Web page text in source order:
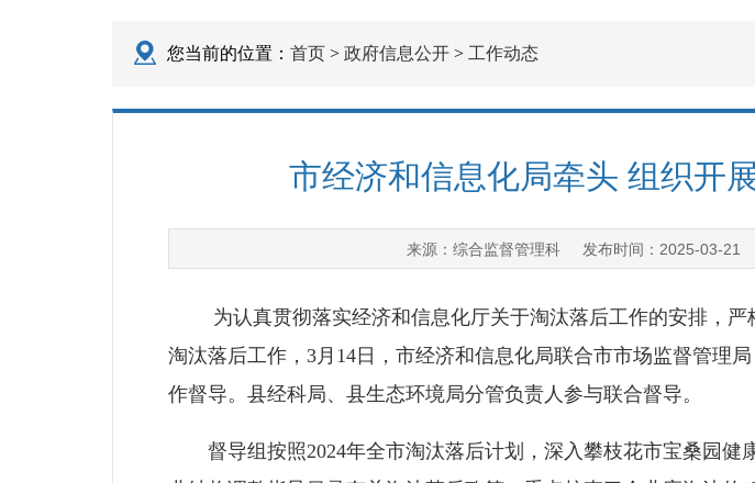
您当前的位置： 首页 > 政府信息公开 > 工作动态
市经济和信息化局牵头 组织开
来源： 综合监督管理科发布时间： 2025-03-21
为认真贯彻落实经济和信息化厅关于淘汰落后工作的安排，严
淘汰落后工作，3月14日，市经济和信息化局联合市市场监督管理
作督导。县经科局、县生态环境局分管负责人参与联合督导。
督导组按照2024年全市淘汰落后计划，深入攀枝花市宝桑园健